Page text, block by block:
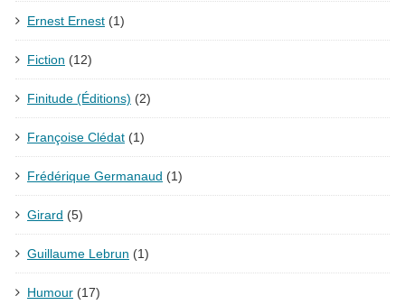
Ernest Ernest (1)
Fiction (12)
Finitude (Éditions) (2)
Françoise Clédat (1)
Frédérique Germanaud (1)
Girard (5)
Guillaume Lebrun (1)
Humour (17)